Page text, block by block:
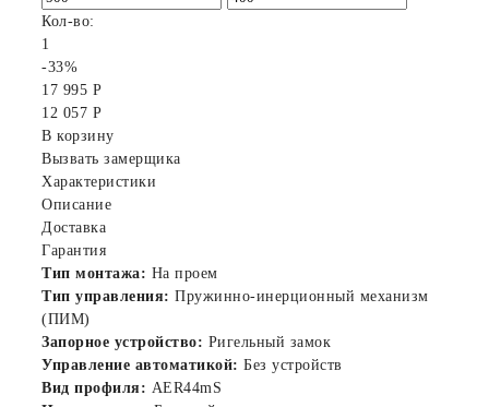
Кол-во:
1
-33%
17 995 Р
12 057 Р
В корзину
Вызвать замерщика
Характеристики
Описание
Доставка
Гарантия
Тип монтажа: На проем
Тип управления: Пружинно-инерционный механизм
(ПИМ)
Запорное устройство: Ригельный замок
Управление автоматикой: Без устройств
Вид профиля: AER44mS